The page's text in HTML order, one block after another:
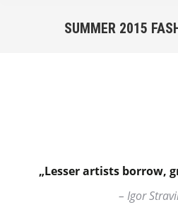
SUMMER 2015
„Lesser artists borrow,
– Igor